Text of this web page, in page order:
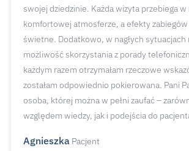
swojej dziedzinie. Każda wizyta przebiega w
komfortowej atmosferze, a efekty
świetne. Dodatkowo, w nagłych sytuacjach
możliwość skorzystania z porady
każdym razem otrzymałam rzeczowe
zostałam odpowiednio pokierowana. Pani
osoba, której można w pełni zaufać –
względem wiedzy, jak i podejścia do
Agnieszka Pacjent